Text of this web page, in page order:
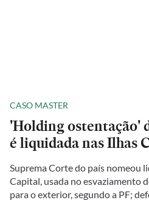
CASO MASTER
'Holding ostentação'
é liquidada nas Ilhas
Suprema Corte do país nomeou
Capital, usada no esvaziamento
para o exterior, segundo a PF;